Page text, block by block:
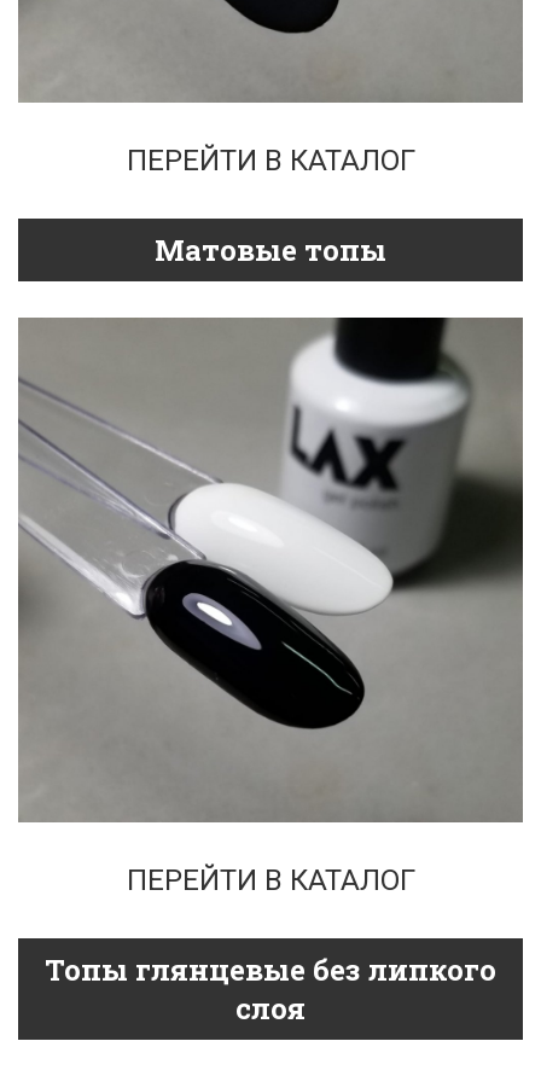
ПЕРЕЙТИ В КАТАЛОГ
Матовые топы
ПЕРЕЙТИ В КАТАЛОГ
Топы глянцевые без липкого
слоя